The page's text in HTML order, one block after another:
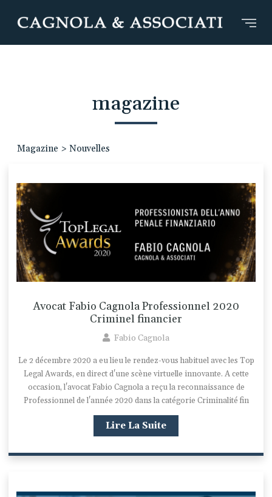
magazine
Magazine > Nouvelles
Avocat Fabio Cagnola Professionnel 2020
Criminel financier
Fabio Cagnola
Le 2 décembre 2020 a eu lieu le rendez-vous habituel avec les Top
Legal Awards, en direct d'une scène virtuelle innovante. A cette
occasion, l'avocat Fabio Cagnola a reçu la reconnaissance de
Professionnel de l'année 2020 dans la catégorie Criminalité fin
Lire La Suite